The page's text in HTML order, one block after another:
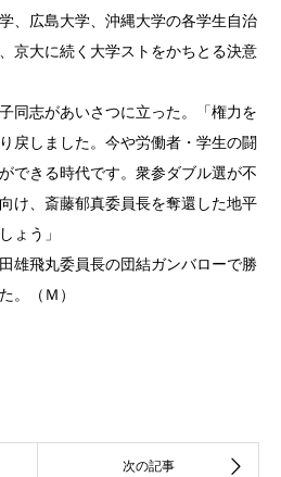
、広島大学、沖縄大学の各学生自治
京大に続く大学ストをかちとる決意
同志があいさつに立った。「権力を
戻しました。今や労働者・学生の闘
できる時代です。衆参ダブル選が不
け、斎藤郁真委員長を奪還した地平
ょう」
雄飛丸委員長の団結ガンバローで勝
。（Ｍ）